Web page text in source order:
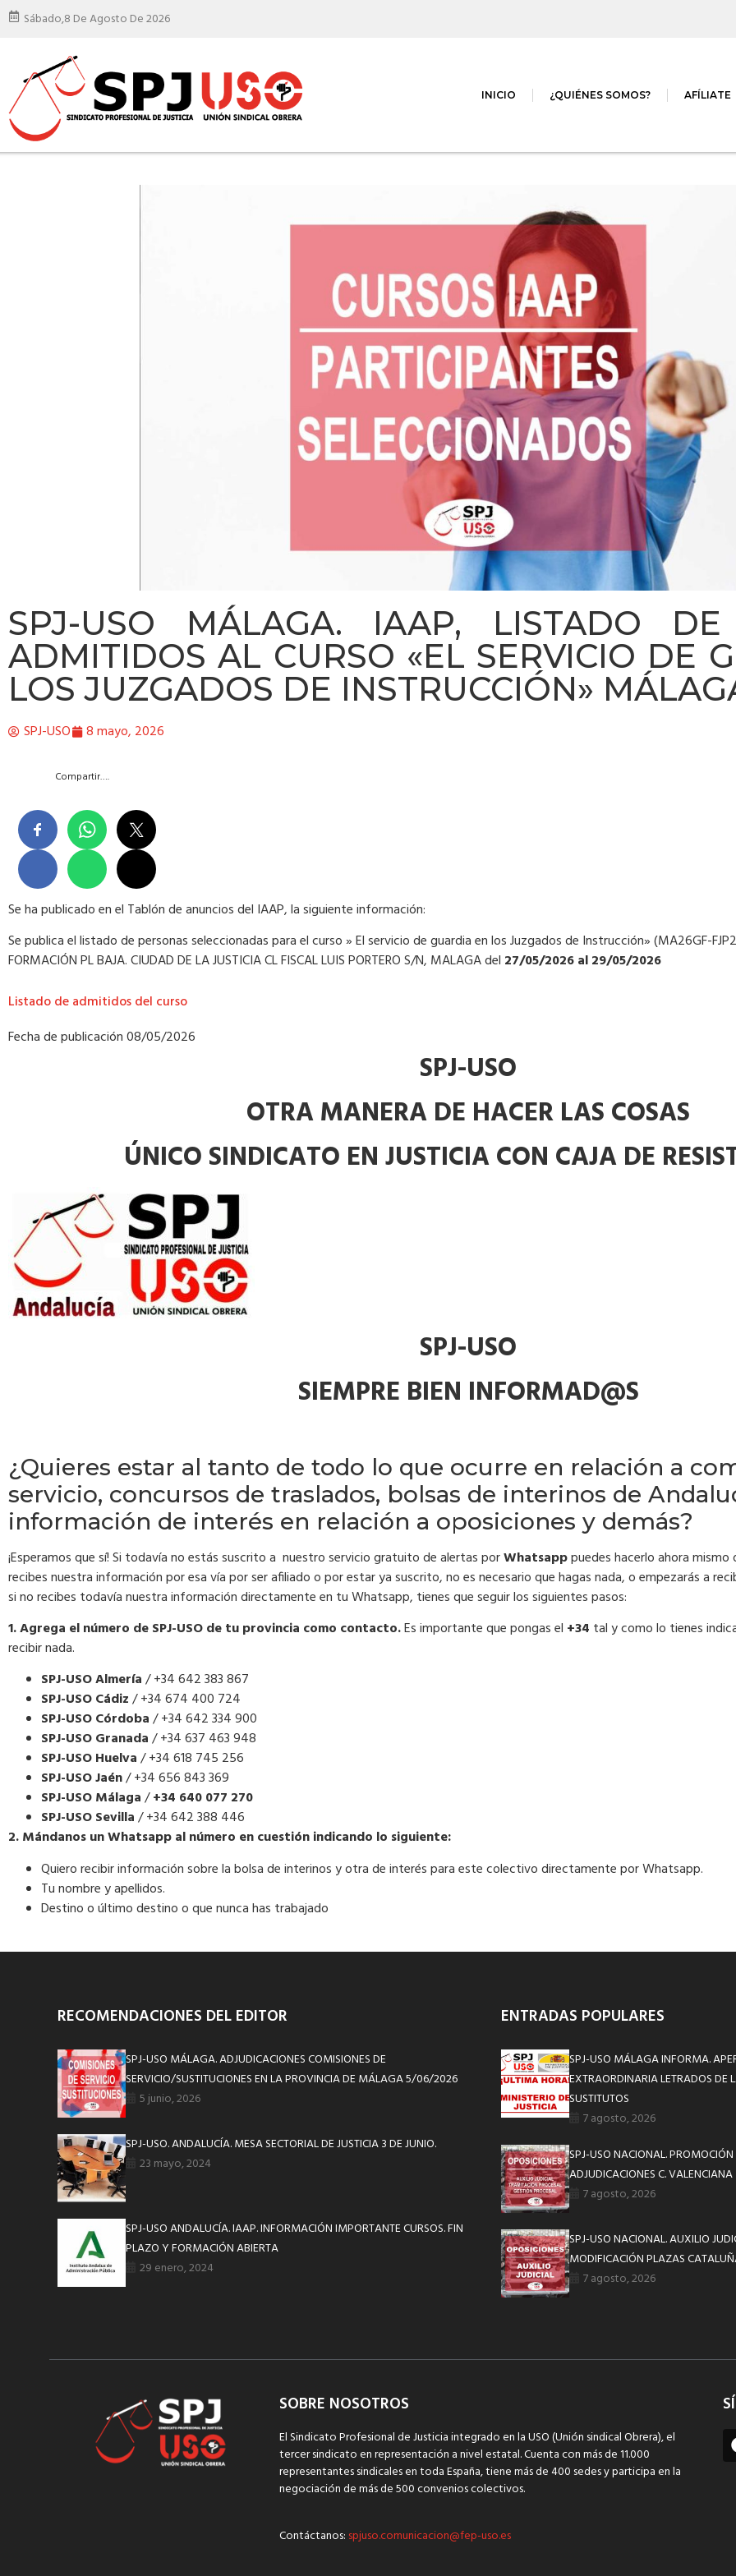
Sábado,8 De Agosto De 2026
INICIO ¿QUIÉNES SOMOS? AFÍLIATE
SPJ-USO MÁLAGA. IAAP, LISTADO DE
ADMITIDOS AL CURSO «EL SERVICIO DE
LOS JUZGADOS DE INSTRUCCIÓN»
SPJ-USO 8 mayo, 2026
Compartir….
Se ha publicado en el Tablón de anuncios del IAAP, la siguiente información:
Se publica el listado de personas seleccionadas para el curso » El servicio de guardia en los Juzgados de Instrucción» (MA26GF-
FORMACIÓN PL BAJA. CIUDAD DE LA JUSTICIA CL FISCAL LUIS PORTERO S/N, MALAGA del 27/05/2026 al 29/05/2026
Listado de admitidos del curso
Fecha de publicación08/05/2026
SPJ-USO
OTRA MANERA DE HACER LAS COSAS
ÚNICO SINDICATO EN JUSTICIA CON CAJA DE
SPJ-USO
SIEMPRE BIEN INFORMAD@S
¿Quieres estar al tanto de todo lo que ocurre en relación a
servicio, concursos de traslados, bolsas de interinos de
información de interés en relación a oposiciones y demás?
¡Esperamos que sí! Si todavía no estás suscrito a nuestro servicio gratuito de alertas porWhatsapppuedes hacerlo ahora
recibes nuestra información por esa vía por ser afiliado o por estar ya suscrito, no es necesario que hagas nada, o empezarás a
si no recibes todavía nuestra información directamente en tu Whatsapp, tienes que seguir los siguientes pasos:
1. Agrega el número de SPJ-USO de tu provincia como contacto.Es importante que pongas el +34 tal y como lo tienes
recibir nada.
SPJ-USO Almería/ +34 642 383 867
SPJ-USO Cádiz/ +34 674 400 724
SPJ-USO Córdoba/ +34 642 334 900
SPJ-USO Granada/ +34 637 463 948
SPJ-USO Huelva/ +34 618 745 256
SPJ-USO Jaén/ +34 656 843 369
SPJ-USO Málaga/+34 640 077 270
SPJ-USO Sevilla/ +34 642 388 446
2. Mándanos un Whatsapp al número en cuestión indicando lo siguiente:
Quiero recibir información sobre la bolsa de interinos y otra de interés para este colectivo directamente por Whatsapp.
Tu nombre y apellidos.
Destino o último destino o que nunca has trabajado
RECOMENDACIONES DEL EDITOR
SPJ-USO MÁLAGA. ADJUDICACIONES COMISIONES DE
SERVICIO/SUSTITUCIONES EN LA PROVINCIA DE MÁLAGA 5/06/2026
5 junio, 2026
SPJ-USO. ANDALUCÍA. MESA SECTORIAL DE JUSTICIA 3 DE JUNIO.
23 mayo, 2024
SPJ-USO ANDALUCÍA. IAAP. INFORMACIÓN IMPORTANTE CURSOS. FIN
PLAZO Y FORMACIÓN ABIERTA
29 enero, 2024
ENTRADAS POPULARES
SPJ-USO MÁLAGA INFORMA.
EXTRAORDINARIA LETRADOS DE
SUSTITUTOS
7 agosto, 2026
SPJ-USO NACIONAL.
ADJUDICACIONES C. VALENCIANA
7 agosto, 2026
SPJ-USO NACIONAL. AUXILIO
MODIFICACIÓN PLAZAS
7 agosto, 2026
SOBRE NOSOTROS
El Sindicato Profesional de Justicia integrado en la USO (Unión sindical Obrera), el
tercer sindicato en representación a nivel estatal. Cuenta con más de 11.000
representantes sindicales en toda España, tiene más de 400 sedes y participa en la
negociación de más de 500 convenios colectivos.
Contáctanos: spjuso.comunicacion@fep-uso.es